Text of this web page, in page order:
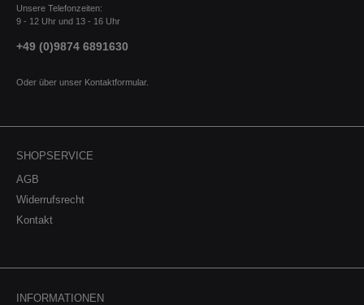
Unsere Telefonzeiten:
9 - 12 Uhr und 13 - 16 Uhr
+49 (0)9874 6891630
Oder über unser Kontaktformular.
SHOPSERVICE
AGB
Widerrufsrecht
Kontakt
INFORMATIONEN